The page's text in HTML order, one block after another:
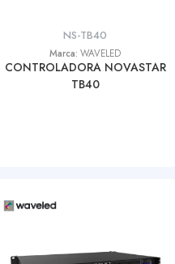
NS-TB40
Marca:WAVELED
CONTROLADORA NOVASTAR
TB40